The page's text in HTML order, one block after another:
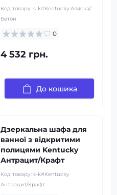
Код товару: s-k#Kentucky Аляска/
Бетон
0
4 532 грн.
До кошика
Дзеркальна шафа для
ванної з відкритими
полицями Kentucky
Антрацит/Крафт
Код товару: s-k#Kentucky
Антрацит/Крафт